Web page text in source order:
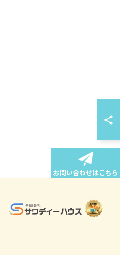
お問い合わせはこちら